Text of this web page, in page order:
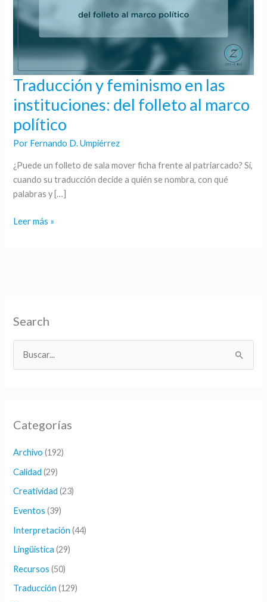
Traducción y feminismo en las
instituciones: del folleto al marco
político
Por Fernando D. Umpiérrez
¿Puede un folleto de sala mover ficha frente al patriarcado? Sí,
cuando su traducción decide a quién se nombra, con qué
palabras y […]
Traducción
feminismo
en
las
del
folleto
al
político
Leer más »
Search
a
o
r
:
Categorías
Archivo (192)
Calidad (29)
Creatividad (23)
Eventos (39)
Interpretación (44)
Lingüística (29)
Recursos (50)
Traducción (129)